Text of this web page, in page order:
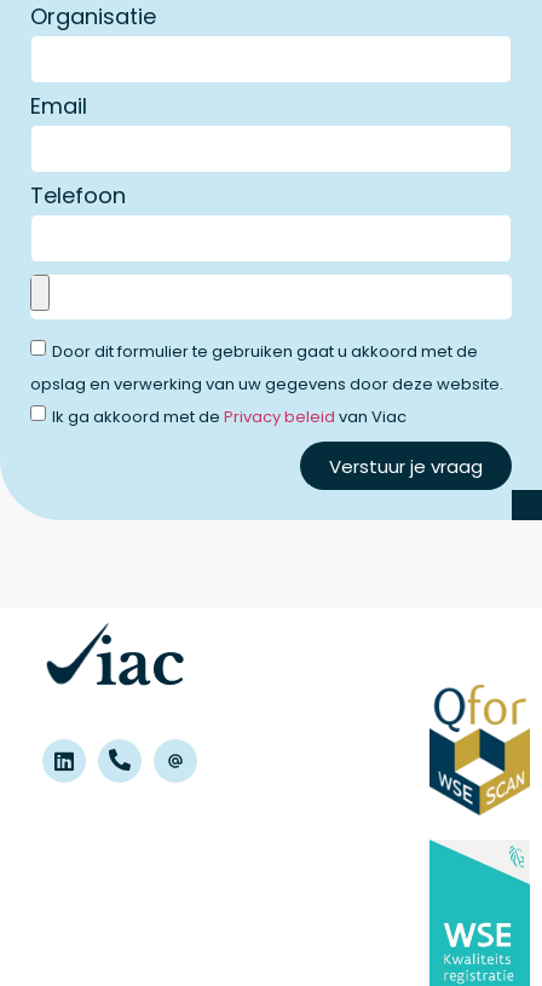
Organisatie
Email
Telefoon
Door dit formulier te gebruiken gaat u akkoord met de
opslag en verwerking van uw gegevens door deze website.
Ik ga akkoord met de Privacy beleid van Viac
Verstuur je vraag